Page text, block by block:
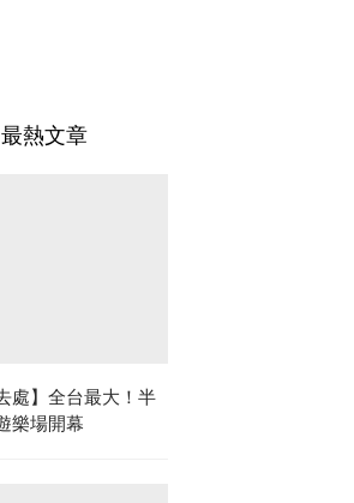
最熱文章
處】全台最大！半
樂場開幕